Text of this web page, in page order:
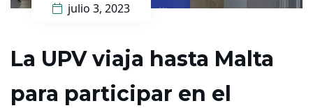
julio 3, 2023
La UPV viaja hasta Malta
para participar en el